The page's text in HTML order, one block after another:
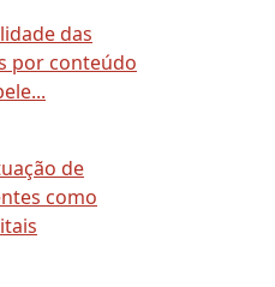
das
por conteúdo
de
como